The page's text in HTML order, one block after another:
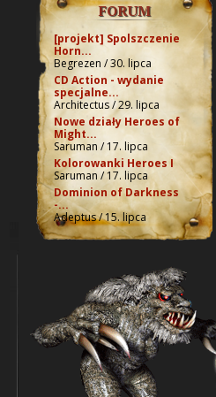
FORUM
[projekt] Spolszczenie
Horn...
Begrezen / 30. lipca
CD Action - wydanie
specjalne...
Architectus / 29. lipca
Nowe działy Heroes of
Might...
Saruman / 17. lipca
Kolorowanki Heroes I
Saruman / 17. lipca
Dominion of Darkness
-...
Adeptus / 15. lipca